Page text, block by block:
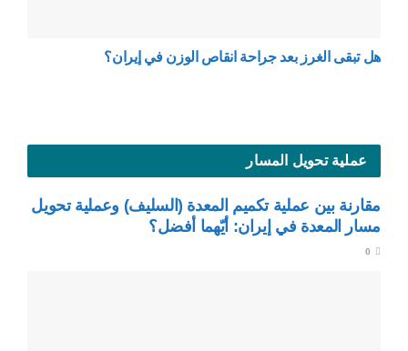
هل تبقى الغرز بعد جراحة انقاص الوزن في إيران؟
عملية تحويل المسار
مقارنة بين عملية تكميم المعدة (السليف) وعملية تحويل
مسار المعدة في إيران: أيّهما أفضل؟